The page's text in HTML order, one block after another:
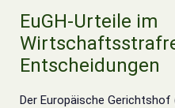
EuGH-Urteile im
Entscheidungen
Der Europäische Gerichtshof